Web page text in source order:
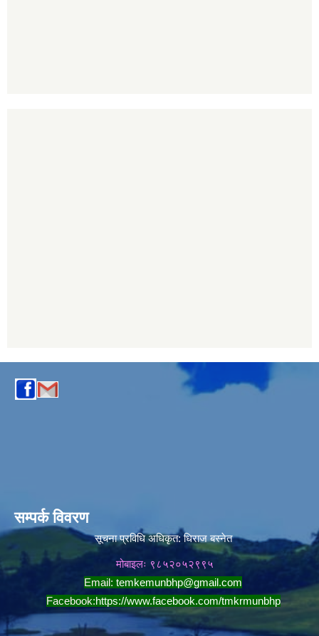
सम्पर्क विवरण
सूचना प्रविधि अधिकृत:धिराज बस्नेत
मोबाइलः ९८५२०५२९९५
Email: temkemunbhp@gmail.com
Facebook:https://www.facebook.com/tmkrmunbhp